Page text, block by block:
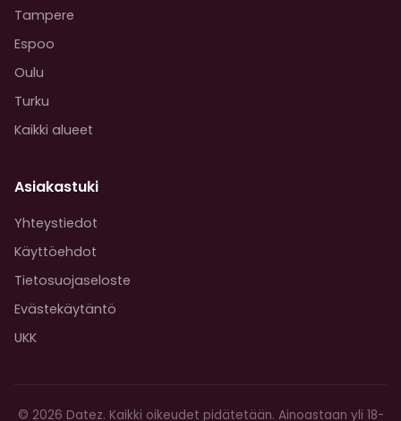
Tampere
Espoo
Oulu
Turku
Kaikki alueet
Asiakastuki
Yhteystiedot
Käyttöehdot
Tietosuojaseloste
Evästekäytäntö
UKK
© 2026 Datez. Kaikki oikeudet pidätetään. Ainoastaan yli 18-